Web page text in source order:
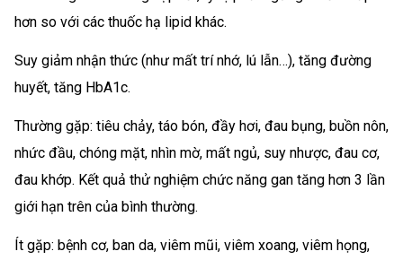
hơn so với các thuốc hạ lipid khác.
Suy giảm nhận thức (như mất trí nhớ, lú lẫn…), tăng đường
huyết, tăng HbA1c.
Thường gặp: tiêu chảy, táo bón, đầy hơi, đau bụng, buồn nôn,
nhức đầu, chóng mặt, nhìn mờ, mất ngủ, suy nhược, đau cơ,
đau khớp. Kết quả thử nghiệm chức năng gan tăng hơn 3 lần
giới hạn trên của bình thường.
Ít gặp: bệnh cơ, ban da, viêm mũi, viêm xoang, viêm họng,